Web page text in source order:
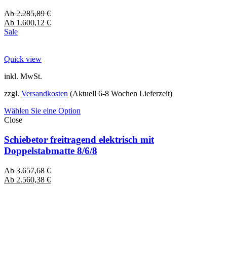
Ab2.285,89€
Ab 1.600,12 €
Sale
Quick view
inkl. MwSt.
zzgl. Versandkosten (Aktuell 6-8 Wochen Lieferzeit)
Wählen Sie eine Option
Close
Schiebetor freitragend elektrisch mit
Doppelstabmatte 8/6/8
Ab3.657,68€
Ab 2.560,38 €